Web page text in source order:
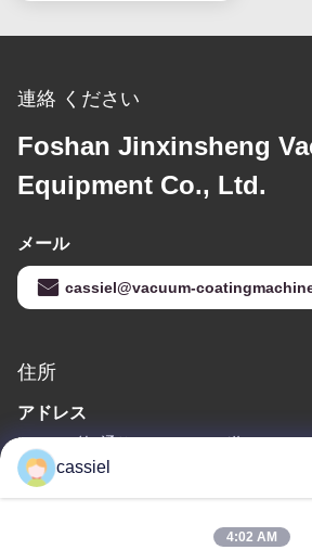
連絡 ください
Foshan Jinxinsheng
Equipment Co., Ltd.
メール
cassiel@vacuum-
住所
アドレス
NO.14の第1通り、Niulanweiの道、
シャン、広東省、中国
cassiel
4:02 AM